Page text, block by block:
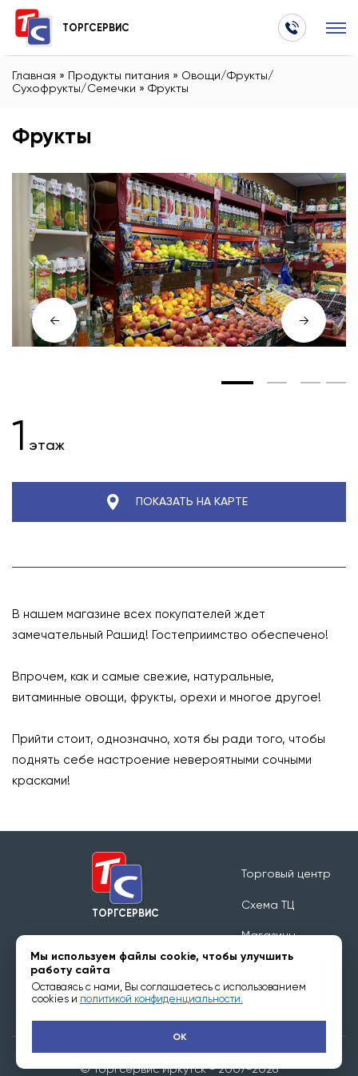
ТОРГСЕРВИС
Главная » Продукты питания » Овощи/Фрукты/
Сухофрукты/Семечки » Фрукты
← →
В нашем магазине всех покупателей ждет
замечательный Рашид! Гостеприимство обеспечено!
Впрочем, как и самые свежие, натуральные,
витаминные овощи, фрукты, орехи и многое другое!
Прийти стоит, однозначно, хотя бы ради того, чтобы
поднять себе настроение невероятными сочными
красками!
Фрукты
1 этаж
ПОКАЗАТЬ НА КАРТЕ
ТОРГСЕРВИС
Режим работы 09:00 - 20:00
Торговый центр
Схема ТЦ
Магазины
Обратная связь
© Торгсервис Иркутск - 2007-2026
Мы используем файлы cookie, чтобы улучшить
работу сайта
Оставаясь с нами, Вы соглашаетесь с использованием
cookies и политикой конфиденциальности.
OK